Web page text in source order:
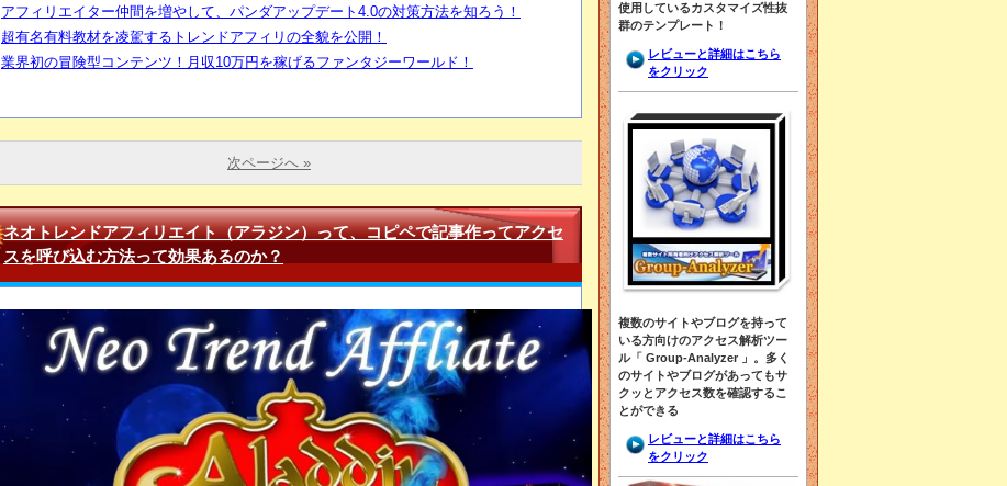
アフィリエイター仲間を増やして、パンダアップデート4.0の対策方法を知ろう！
超有名有料教材を凌駕するトレンドアフィリの全貌を公開！
業界初の冒険型コンテンツ！月収10万円を稼げるファンタジーワールド！
次ページへ »
ネオトレンドアフィリエイト（アラジン）って、コピペで記事作ってアクセ
スを呼び込む方法って効果あるのか？
使用しているカスタマイズ性抜
群のテンプレート！
レビューと詳細はこちら
をクリック
複数のサイトやブログを持って
いる方向けのアクセス解析ツー
ル「 Group-Analyzer 」。多く
のサイトやブログがあってもサ
クッとアクセス数を確認するこ
とができる
レビューと詳細はこちら
をクリック